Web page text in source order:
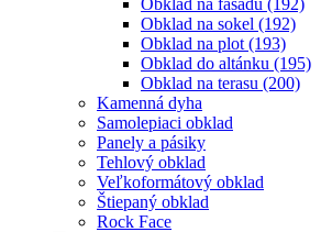
Obklad na fasádu (192)
Obklad na sokel (192)
Obklad na plot (193)
Obklad do altánku (195)
Obklad na terasu (200)
Kamenná dyha
Samolepiaci obklad
Panely a pásiky
Tehlový obklad
Veľkoformátový obklad
Štiepaný obklad
Rock Face